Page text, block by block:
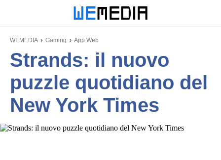
WEMEDIA Gaming App Web
Strands: il nuovo
puzzle quotidiano del
New York Times